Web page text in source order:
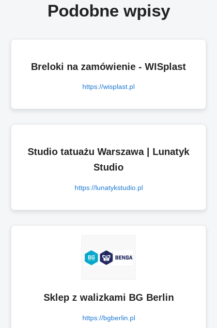
Podobne wpisy
Breloki na zamówienie - WISplast
https://wisplast.pl
Studio tatuażu Warszawa | Lunatyk
Studio
https://lunatykstudio.pl
Sklep z walizkami BG Berlin
https://bgberlin.pl